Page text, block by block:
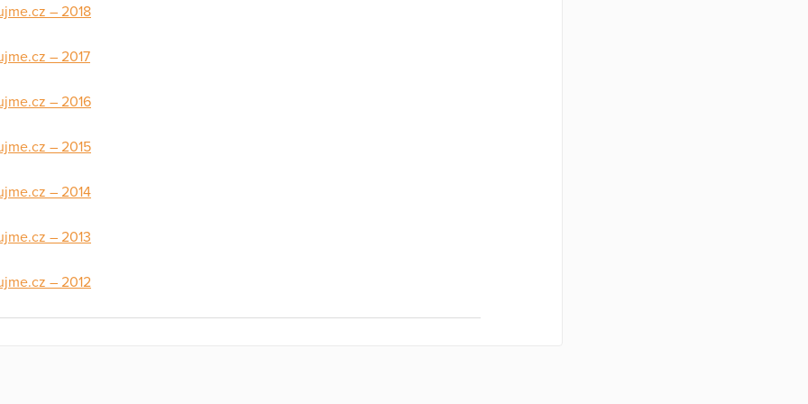
– 2018
– 2017
– 2016
– 2015
– 2014
– 2013
– 2012